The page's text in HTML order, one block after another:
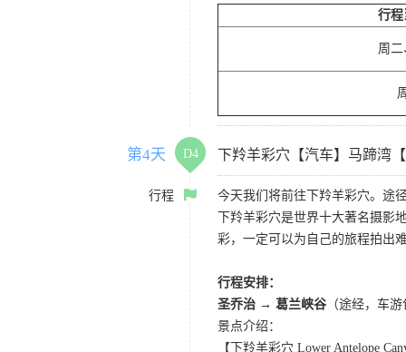
行程
周
第4天 D4 下羚羊彩穴【汽车】马蹄湾
行程
今天我们将前往下羚羊彩穴。途
下羚羊彩穴是世界十大著名摄
彩，一定可以为自己的旅程拍出
行程安排：
圣乔治 → 葛兰峡谷 （途经，车
景点介绍：
【下羚羊彩穴 Lower Antelope